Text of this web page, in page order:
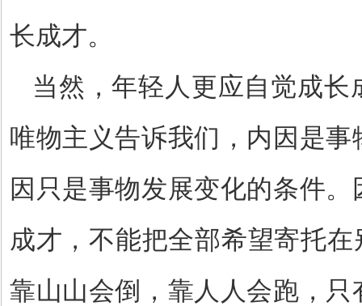
长成才。
当然，年轻人更应自觉成
唯物主义告诉我们，内因是
因只是事物发展变化的条件
成才，不能把全部希望寄托在
靠山山会倒，靠人人会跑，